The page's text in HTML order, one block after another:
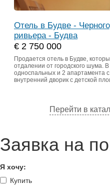
Отель в Будве -
ривьера - Будва
€ 2 750 000
Продается отель в Будве,
отдалении от городского шума.
односпальных и 2 апартамента
внутренний дворик с детской
Перейти в
Заявка на
Я хочу:
Купить